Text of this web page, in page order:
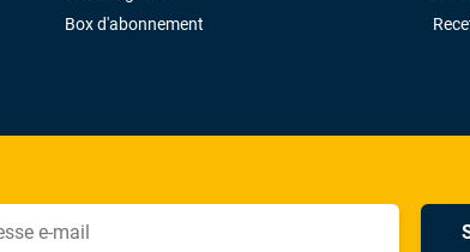
Box d'abonnement